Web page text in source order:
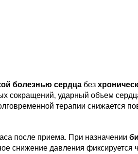
болезнью сердца без
сокращений, ударный объем
терапии снижается
после приема. При назначении
снижение давления фиксируется